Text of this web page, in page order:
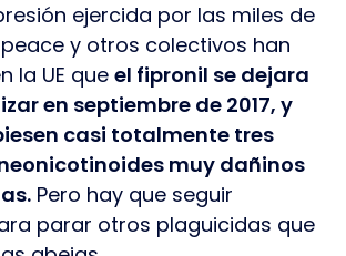
ejercida por las miles de
y otros colectivos han
la UE que el fipronil se dejara
en septiembre de 2017, y
casi totalmente tres
muy dañinos
Pero hay que seguir
parar otros plaguicidas que